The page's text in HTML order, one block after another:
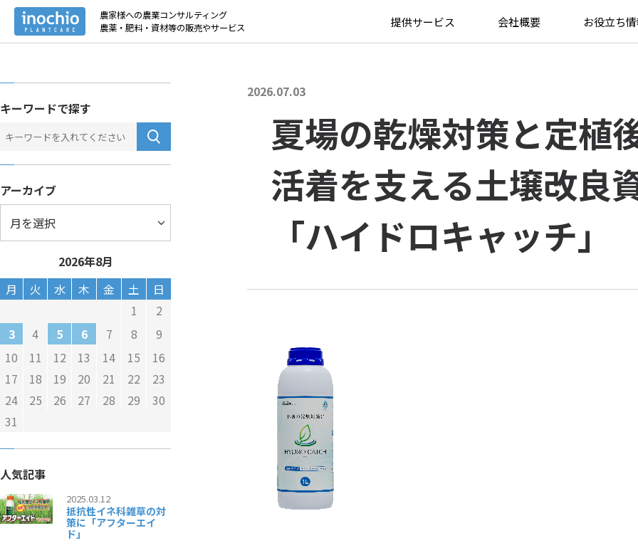
農家様への農業コンサルティング
農薬・肥料・資材等の販売やサービス
提供サービス 会社概要 お役立ち
2026.07.03
夏場の乾燥対策と定植
活着を支える土壌改良
「ハイドロキャッチ」
キーワードで探す
アーカイブ
2026年8月
月
火 水 木 金 土
日
1
2
3
4 5 6 7 8
9
10
11 12 13 14 15
16
17
18 19 20 21 22
23
24
25 26 27 28 29
30
31
人気記事
2025.03.12
抵抗性イネ科雑草の対
策に「アフターエイ
ド」